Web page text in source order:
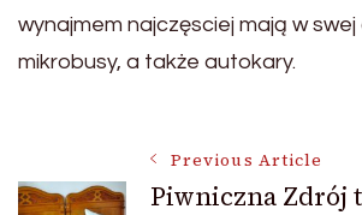
wynajmem najczęsciej mają w
mikrobusy, a także autokary.
Post
Previous Article
Piwniczna Zdrój